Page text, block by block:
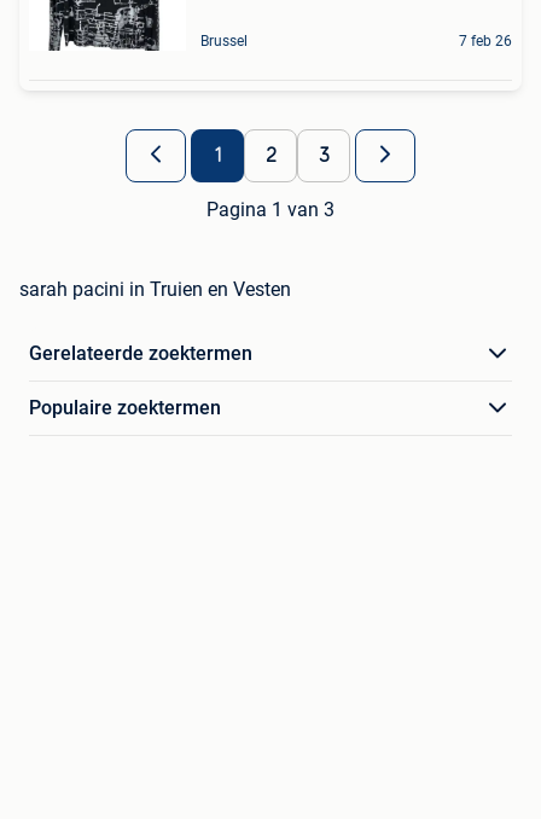
Brussel 7 feb 26
1 2 3
Pagina 1 van 3
sarah pacini in Truien en Vesten
Gerelateerde zoektermen
Populaire zoektermen